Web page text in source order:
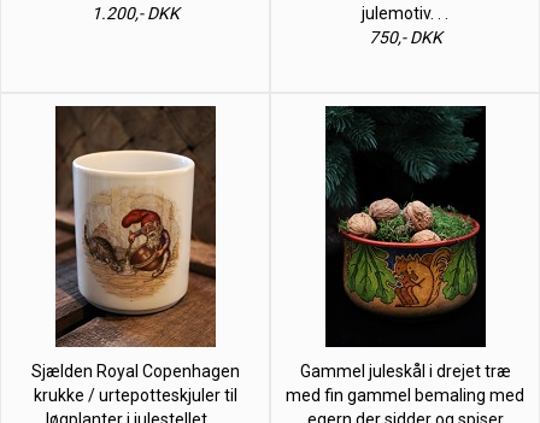
1.200,- DKK
julemotiv. . .
750,- DKK
Sjælden Royal Copenhagen
krukke / urtepotteskjuler til
løgplanter i julestellet. . .
Gammel juleskål i drejet træ
med fin gammel bemaling med
egern der sidder og spiser